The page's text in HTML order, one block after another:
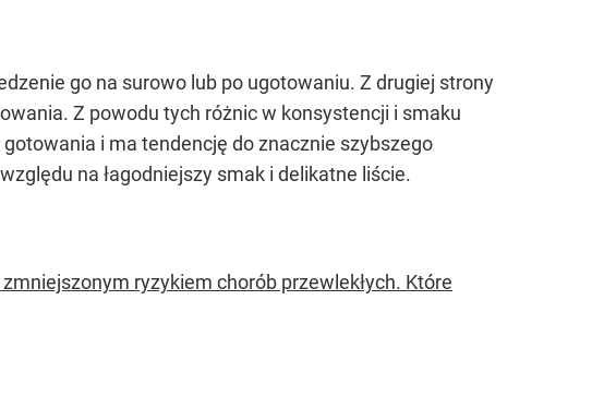
go na surowo lub po ugotowaniu. Z drugiej strony
Z powodu tych różnic w konsystencji i smaku
i ma tendencję do znacznie szybszego
na łagodniejszy smak i delikatne liście.
ryzykiem chorób przewlekłych. Które